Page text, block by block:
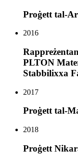
Proġett tal-
2016
PLTON
Stabbilixxa
2017
Proġett tal-
2018
Proġett